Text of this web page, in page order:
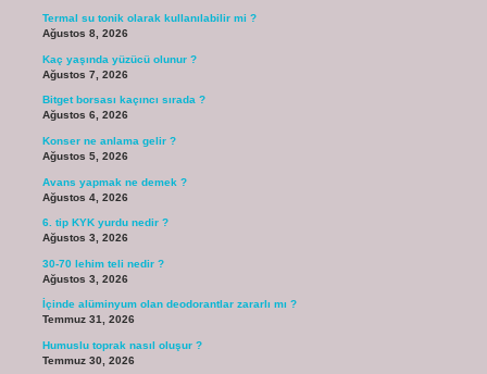
Termal su tonik olarak kullanılabilir mi ?
Ağustos 8, 2026
Kaç yaşında yüzücü olunur ?
Ağustos 7, 2026
Bitget borsası kaçıncı sırada ?
Ağustos 6, 2026
Konser ne anlama gelir ?
Ağustos 5, 2026
Avans yapmak ne demek ?
Ağustos 4, 2026
6. tip KYK yurdu nedir ?
Ağustos 3, 2026
30-70 lehim teli nedir ?
Ağustos 3, 2026
İçinde alüminyum olan deodorantlar zararlı mı ?
Temmuz 31, 2026
Humuslu toprak nasıl oluşur ?
Temmuz 30, 2026